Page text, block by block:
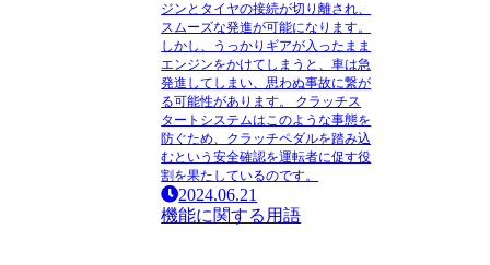
ジンとタイヤの接続が切り離され、
スムーズな発進が可能になります。
しかし、うっかりギアが入ったまま
エンジンをかけてしまうと、車は急
発進してしまい、思わぬ事故に繋が
る可能性があります。 クラッチス
タートシステムはこのような事態を
防ぐため、クラッチペダルを踏み込
むという安全確認を運転者に促す役
割を果たしているのです。
2024.06.21
機能に関する用語